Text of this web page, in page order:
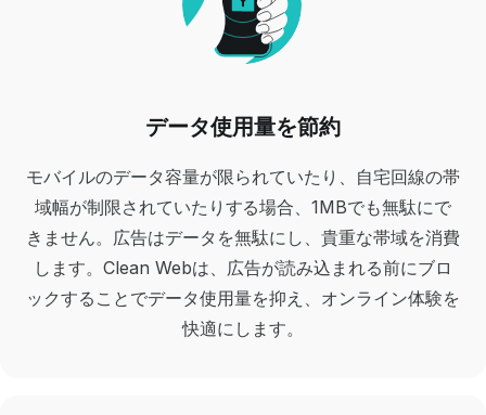
データ使用量を節約
モバイルのデータ容量が限られていたり、自宅回線の帯
域幅が制限されていたりする場合、1MBでも無駄にで
きません。広告はデータを無駄にし、貴重な帯域を消費
します。Clean Webは、広告が読み込まれる前にブロ
ックすることでデータ使用量を抑え、オンライン体験を
快適にします。